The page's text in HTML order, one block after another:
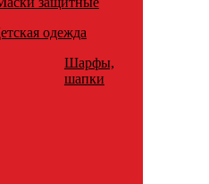
одежда
Шарфы,
шапки